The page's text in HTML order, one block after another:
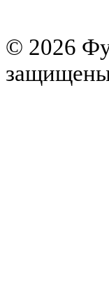
© 2026